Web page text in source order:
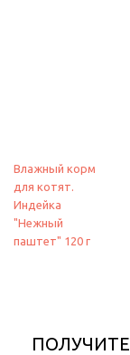
Влажный корм
для котят.
Индейка
"Нежный
паштет" 120 г
ПОЛУЧИТЕ